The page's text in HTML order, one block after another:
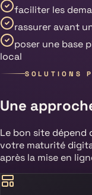
faciliter les
rassurer avant
poser une base
local
SOLUTIONS
Une
Le bon site
votre maturité
après la mise en